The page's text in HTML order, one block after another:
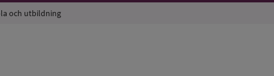
och utbildning